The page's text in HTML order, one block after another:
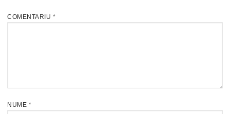
COMENTARIU *
NUME *